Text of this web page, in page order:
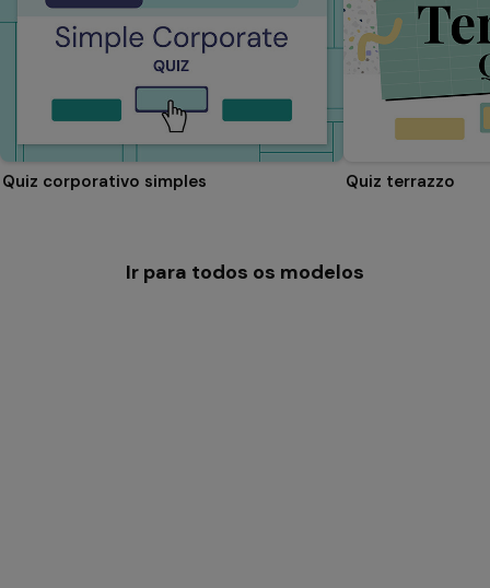
Quiz corporativo simples Quiz terrazzo
Ir para todos os modelos